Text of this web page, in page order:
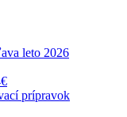
leto 2026
prípravok